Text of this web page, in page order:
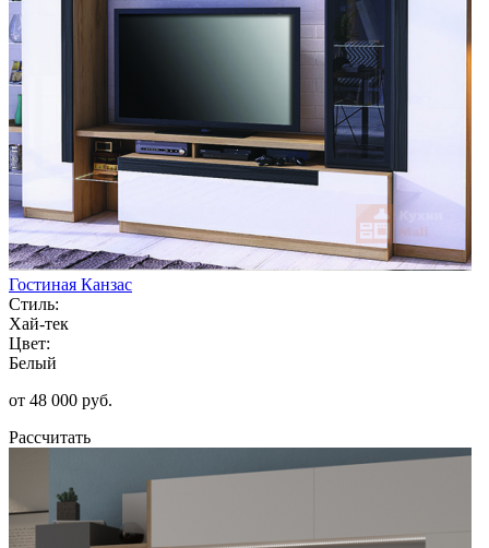
Гостиная Канзас
Стиль:
Хай-тек
Цвет:
Белый
от 48 000 руб.
Рассчитать